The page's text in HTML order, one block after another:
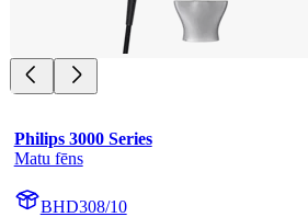
Philips 3000 Series
Matu fēns
BHD308/10